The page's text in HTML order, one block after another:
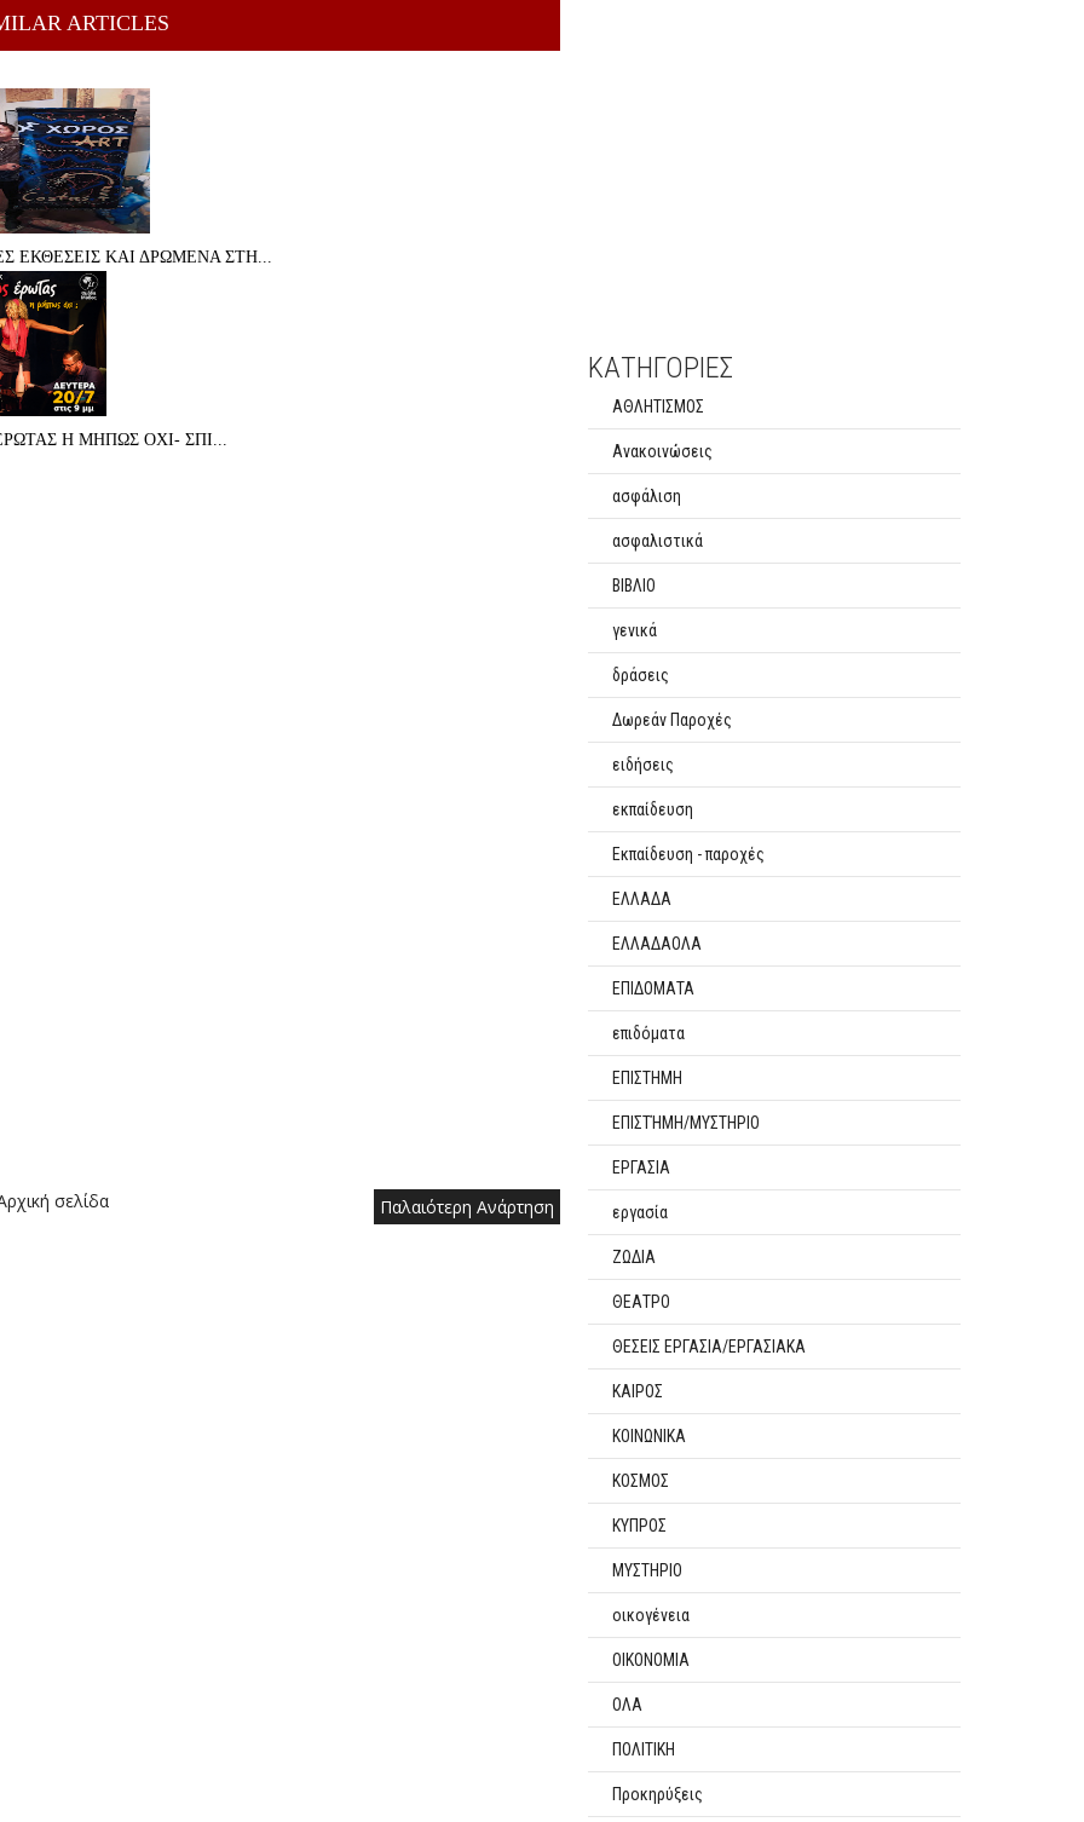
ARTICLES
ΕΚΘΕΣΕΙΣ ΚΑΙ ΔΡΩΜΕΝΑ ΣΤΗ...
Η ΜΗΠΩΣ ΟΧΙ- ΣΠΙ...
Παλαιότερη Ανάρτηση
σελίδα
ΚΑΤΗΓΟΡΙΕΣ
ΑΘΛΗΤΙΣΜΟΣ
Ανακοινώσεις
ασφάλιση
ασφαλιστικά
ΒΙΒΛΙΟ
γενικά
δράσεις
Δωρεάν Παροχές
ειδήσεις
εκπαίδευση
Εκπαίδευση - παροχές
ΕΛΛΑΔΑ
ΕΛΛΑΔΑΟΛΑ
ΕΠΙΔΟΜΑΤΑ
επιδόματα
ΕΠΙΣΤΗΜΗ
ΕΠΙΣΤΉΜΗ/ΜΥΣΤΗΡΙΟ
ΕΡΓΑΣΙΑ
εργασία
ΖΩΔΙΑ
ΘΕΑΤΡΟ
ΘΕΣΕΙΣ ΕΡΓΑΣΙΑ/ΕΡΓΑΣΙΑΚΑ
ΚΑΙΡΟΣ
ΚΟΙΝΩΝΙΚΑ
ΚΟΣΜΟΣ
ΚΥΠΡΟΣ
ΜΥΣΤΗΡΙΟ
οικογένεια
ΟΙΚΟΝΟΜΙΑ
ΟΛΑ
ΠΟΛΙΤΙΚΗ
Προκηρύξεις